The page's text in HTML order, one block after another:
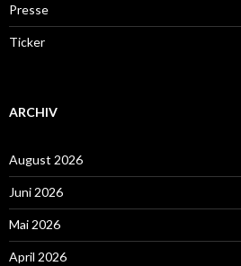
Presse
Ticker
ARCHIV
August 2026
Juni 2026
Mai 2026
April 2026